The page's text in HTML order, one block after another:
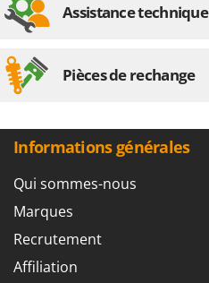
Assistance technique
Pièces de rechange
Informations générales
Qui sommes-nous
Marques
Recrutement
Affiliation